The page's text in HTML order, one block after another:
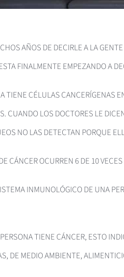
AÑOS DE DECIRLE A LA
FINALMENTE EMPEZANDO A
TIENE CÉLULAS CANCERÍGENAS
CUANDO LOS DOCTORES LE
NO LAS DETECTAN PORQUE
CÁNCER OCURREN 6 DE 10
INMUNOLÓGICO DE UNA
TIENE CÁNCER, ESTO
DE MEDIO AMBIENTE,